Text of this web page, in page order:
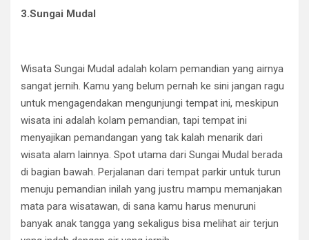
3.Sungai Mudal
Wisata Sungai Mudal adalah kolam pemandian yang airnya
sangat jernih. Kamu yang belum pernah ke sini jangan ragu
untuk mengagendakan mengunjungi tempat ini, meskipun
wisata ini adalah kolam pemandian, tapi tempat ini
menyajikan pemandangan yang tak kalah menarik dari
wisata alam lainnya. Spot utama dari Sungai Mudal berada
di bagian bawah. Perjalanan dari tempat parkir untuk turun
menuju pemandian inilah yang justru mampu memanjakan
mata para wisatawan, di sana kamu harus menuruni
banyak anak tangga yang sekaligus bisa melihat air terjun